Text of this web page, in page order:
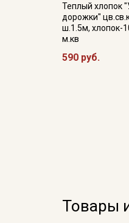
Теплый хлопок
дорожки"
ш.1.5м, хлопок-
м.кв
590 руб.
Товары